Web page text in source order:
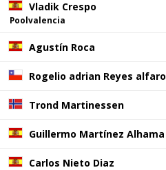
Vladik Crespo
Poolvalencia
Agustín Roca
Rogelio adrian Reyes alfaro
Trond Martinessen
Guillermo Martínez Alhama
Carlos Nieto Diaz